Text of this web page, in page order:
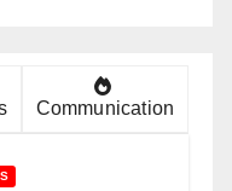
Communication